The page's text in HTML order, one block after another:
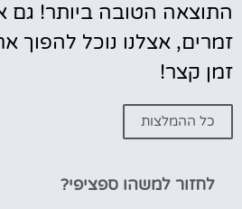
התוצאה הטובה ביותר!
זמרים, אצלנו נוכל להפוך
זמן קצר!
כל ההמלצות
לחזור למשהו ספציפי?